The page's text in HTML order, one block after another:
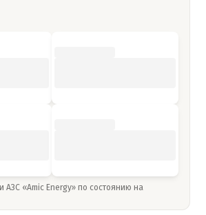
АЗС «Amic Energy» по состоянию на